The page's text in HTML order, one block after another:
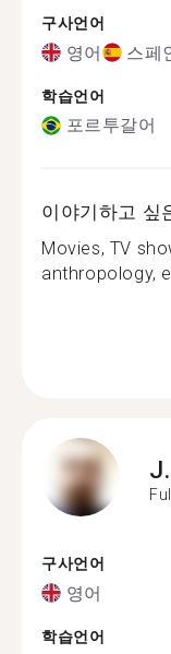
구사언어
영어 스페
학습언어
포르투갈어
이야기하고 싶
Movies, TV
anthropology,
J.
구사언어
영어
학습언어